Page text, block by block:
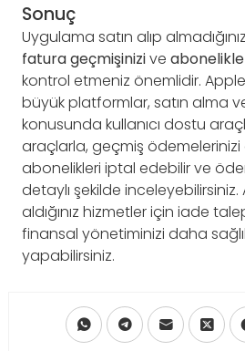
Sonuç
Uygulama satın alıp
fatura geçmişinizive
kontrol etmeniz önemlidir.
büyük platformlar, satın alma
konusunda kullanıcı dostu
araçlarla, geçmiş ödemelerinizi
abonelikleri iptal edebilir ve
detaylı şekilde inceleyebilirsiniz.
aldığınız hizmetler için iade
finansal yönetiminizi daha
yapabilirsiniz.